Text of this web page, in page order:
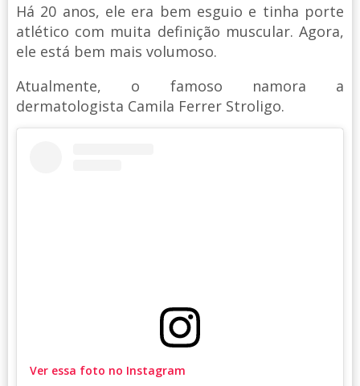
Há 20 anos, ele era bem esguio e tinha porte
atlético com muita definição muscular. Agora,
ele está bem mais volumoso.
Atualmente, o famoso namora a
dermatologista Camila Ferrer Stroligo.
Ver essa foto no Instagram